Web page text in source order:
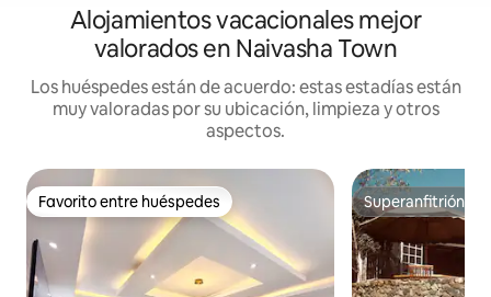
Alojamientos vacacionales mejor
valorados en Naivasha Town
Los huéspedes están de acuerdo: estas estadías están
muy valoradas por su ubicación, limpieza y otros
aspectos.
Favorito entre huéspedes
Favorito entre huéspedes Superanfitrión
Superanfitrión